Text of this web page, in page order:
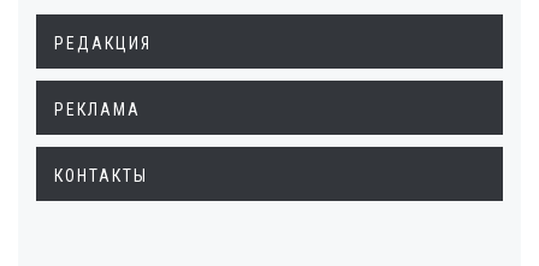
РЕДАКЦИЯ
РЕКЛАМА
КОНТАКТЫ